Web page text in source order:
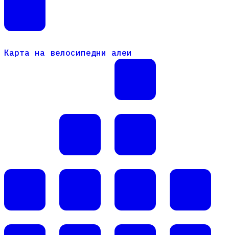
Карта на велосипедни алеи
Карта на велосипедни алеи